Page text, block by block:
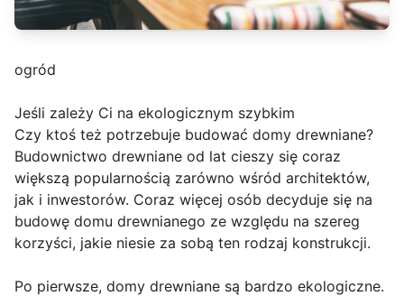
ogród
Jeśli zależy Ci na ekologicznym szybkim
Czy ktoś też potrzebuje budować domy drewniane?
Budownictwo drewniane od lat cieszy się coraz
większą popularnością zarówno wśród architektów,
jak i inwestorów. Coraz więcej osób decyduje się na
budowę domu drewnianego ze względu na szereg
korzyści, jakie niesie za sobą ten rodzaj konstrukcji.
Po pierwsze, domy drewniane są bardzo ekologiczne.